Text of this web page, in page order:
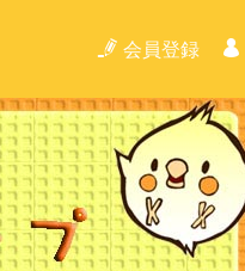
会員登録